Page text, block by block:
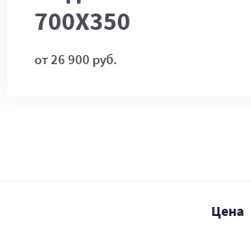
700Х350
от 26 900 руб.
Цена